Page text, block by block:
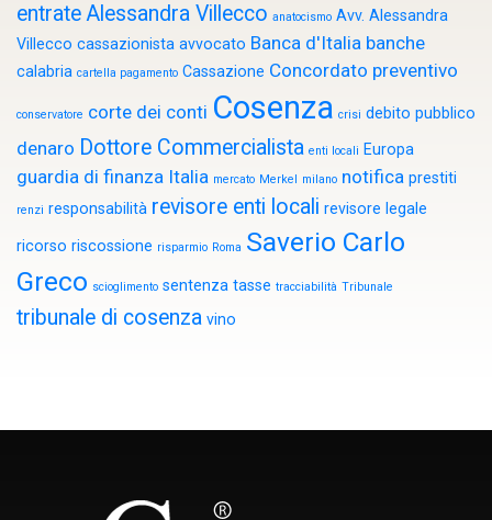
entrateAlessandra Villecco anatocismo Avv. Alessandra
Villecco cassazionista avvocato Banca d'Italia banche
calabria cartella pagamento Cassazione Concordato preventivo
conservatore corte dei conti Cosenza crisi debito pubblico
denaro Dottore Commercialista enti locali Europa
guardia di finanza Italia mercato Merkel milano notifica prestiti
renzi responsabilità revisore enti locali revisore legale
ricorso riscossione risparmio Roma Saverio Carlo
Greco scioglimento sentenza tasse tracciabilità Tribunale
tribunale di cosenza vino